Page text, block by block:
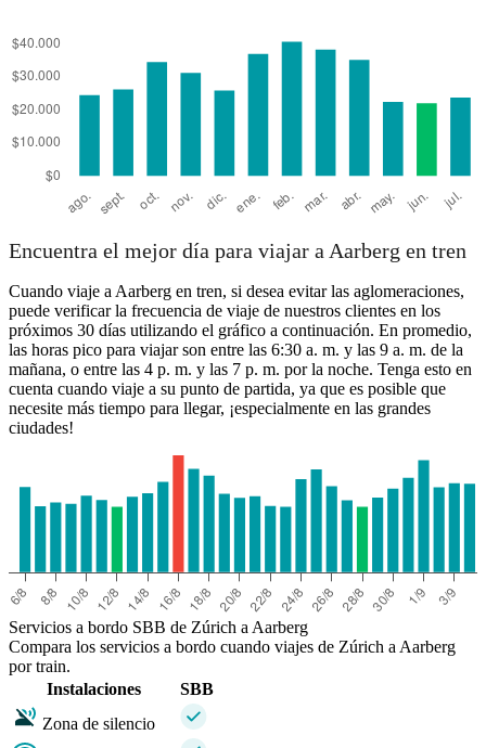
Aarberg
Encuentra el mejor día para viajar a Aarberg en tren
Cuando viaje a Aarberg en tren, si desea evitar las aglomeraciones,
puede verificar la frecuencia de viaje de nuestros clientes en los
próximos 30 días utilizando el gráfico a continuación. En promedio,
las horas pico para viajar son entre las 6:30 a. m. y las 9 a. m. de la
mañana, o entre las 4 p. m. y las 7 p. m. por la noche. Tenga esto en
cuenta cuando viaje a su punto de partida, ya que es posible que
necesite más tiempo para llegar, ¡especialmente en las grandes
ciudades!
Servicios a bordo SBB de Zúrich a Aarberg
Compara los servicios a bordo cuando viajes de Zúrich a Aarberg
por train.
Instalaciones
SBB
Zona de silencio